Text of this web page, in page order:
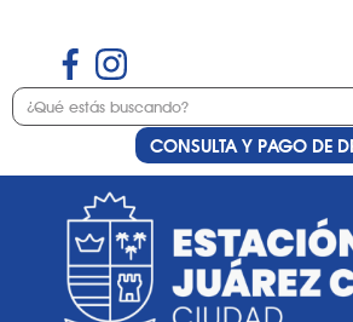
CONSULTA Y PAGO DE